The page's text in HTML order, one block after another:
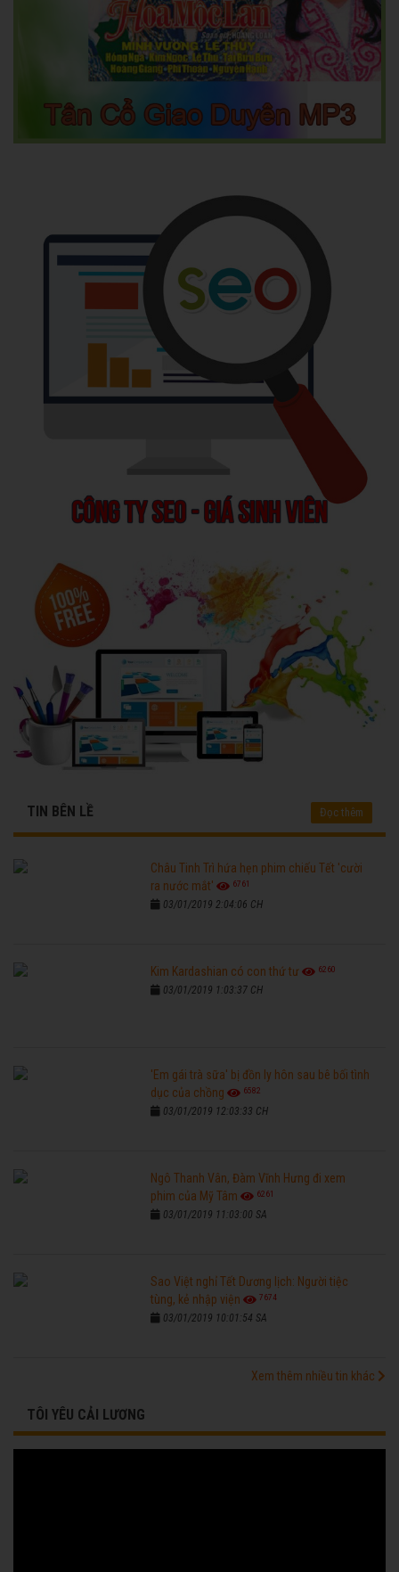
TIN BÊN LỀ Đọc thêm
Châu Tinh Trì hứa hẹn phim chiếu Tết 'cười
ra nước mắt'
6761
03/01/2019 2:04:06 CH
Kim Kardashian có con thứ tư 6260
03/01/2019 1:03:37 CH
'Em gái trà sữa' bị đồn ly hôn sau bê bối tình
dục của chồng
6582
03/01/2019 12:03:33 CH
Ngô Thanh Vân, Đàm Vĩnh Hưng đi xem
phim của Mỹ Tâm
6261
03/01/2019 11:03:00 SA
Sao Việt nghỉ Tết Dương lịch: Người tiệc
tùng, kẻ nhập viện
7674
03/01/2019 10:01:54 SA
Xem thêm nhiều tin khác
TÔI YÊU CẢI LƯƠNG